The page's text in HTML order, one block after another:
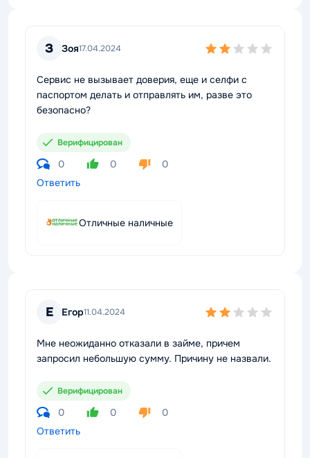
З Зоя17.04.2024
Сервис не вызывает доверия, еще и селфи с
паспортом делать и отправлять им, разве это
безопасно?
Верифицирован
0 0
0
Ответить
Отличные наличные
Е Егор11.04.2024
Мне неожиданно отказали в займе, причем
запросил небольшую сумму. Причину не назвали.
Верифицирован
0 0
0
Ответить